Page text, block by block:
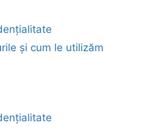
și cum le utilizăm